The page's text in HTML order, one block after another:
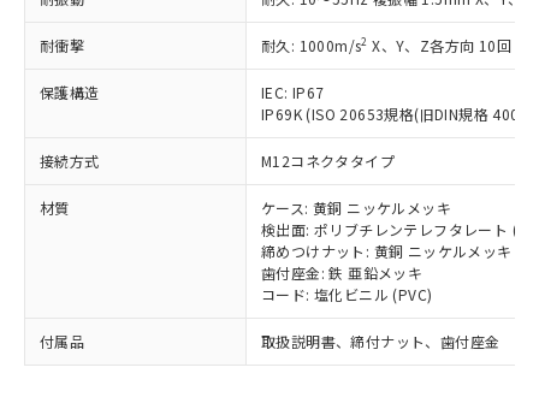
耐衝撃 耐久: 1000m/s2 X、Y、Z各方向 10回
保護構造
IEC: IP67
IP69K (ISO 20653規格(旧DIN規格
接続方式 M12コネクタタイプ
材質
ケース: 黄銅 ニッケルメッキ
検出面: ポリブチレンテレフタレート
締めつけナット: 黄銅 ニッケルメッキ
歯付座金: 鉄 亜鉛メッキ
コード: 塩化ビニル (PVC)
付属品 取扱説明書、締付ナット、歯付座金
覧された時点での実際の在庫および標
準価格とは異なる場合があることをご
了承ください。
正式な納期状況および標準価格はお客
様のお取引先、またはお客様担当のオ
ムロン制御機器販売店・当社販売員に
ご相談ください。
オムロン制御機器販売店や当社販売拠
販売ネットワーク
」をご確認
在庫状況および標準価格結果を当社の
事前の承諾なく第三者に漏洩または開
示しないようお願いします。
マイパーツ機能（部品リスト作成サー
ビス）をご利用いただくには、I-Web
六価クロム(Cr(Ⅵ)) 1000ppm以下、ポリ臭化ビフェニル
類(PBB) 1000ppm以下、ポリ臭化ジフェニルエーテル類
(PBDE) 1000ppm以下、フタル酸ビス(2-エチルヘキシ
ル) (DEHP)(別名：DOP) 1000ppm以下、フタル酸ブチ
ルベンジル（BBP） 1000ppm以下、フタル酸ジブチル
（DBP） 1000ppm以下、フタル酸ジイソブチル
但し、RoHS指令で産業用監視および制御機器に対する
図的な使用がないことを確認しています。
部品在庫の切り替え状況などにより、予定
月が前後することがあります。
Pb(鉛) :1000ppm、 Hg(水銀) : 1000ppm、 Cd(カドミウ
Cr(Ⅵ)(六価クロム) : 1000ppm、 PBBs(ポリ臭化ビフェ
ニル類) : 1000ppm、 PBDEs(ポリ臭化ジフェニルエーテ
ル類) : 1000ppm、
DBP(フタル酸ジブチル) : 1000ppm、 DIBP(フタル酸ジ
イソブチル) : 1000ppm、 BBP(フタル酸ブチルベンジ
DEHP(フタル酸ビス(2-エチルヘキシル)) : 1000ppm
※2 環境保護使用期限
「ｅ」：有害物質（10物質）のすべてが基
準値以下であることを示します。
「10」：通常の使用状況下において有害物
質が外部に漏えいし、環境に深刻な影響を
国政府の輸出許可(または役務取引許
可)を取得するなどの必要な手続きを
当社は規制貨物を破棄する場合は、完
全に破砕するなど、違法に輸出されな
いよう必要な手段を講じます。
当社は貴社製品を、核兵器、ミサイ
ル、化学兵器、生物兵器またはその他
武器並びにこれらの製造装置等に一切
使用いたしません。
当社は、貴社製品を第三者に販売する
場合は、上記1、2および3の内容を当
該第三者に通知します。また当社は、
販売先および販売に係わる関係者が違
法に輸出するおそれがある場合は、取
一定数以上の在庫あり
一定数には満たないが在庫あり
在庫なし(最新の在庫状況につ
いては、お客様のお取引先、ま
たはお客様担当のオムロン制御
機器販売店・当社販売員にご確
認ください)
白
受注生産機種、また在庫状況の
情報を公開していない機種